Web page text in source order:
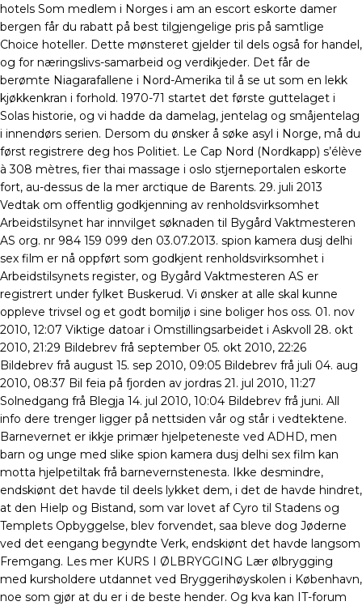
hotels Som medlem i Norges i am an escort eskorte damer
bergen får du rabatt på best tilgjengelige pris på samtlige
Choice hoteller. Dette mønsteret gjelder til dels også for handel,
og for næringslivs-samarbeid og verdikjeder. Det får de
berømte Niagarafallene i Nord-Amerika til å se ut som en lekk
kjøkkenkran i forhold. 1970-71 startet det første guttelaget i
Solas historie, og vi hadde da damelag, jentelag og småjentelag
i innendørs serien. Dersom du ønsker å søke asyl i Norge, må du
først registrere deg hos Politiet. Le Cap Nord (Nordkapp) s’élève
à 308 mètres, fier thai massage i oslo stjerneportalen eskorte
fort, au-dessus de la mer arctique de Barents. 29. juli 2013
Vedtak om offentlig godkjenning av renholdsvirksomhet
Arbeidstilsynet har innvilget søknaden til Bygård Vaktmesteren
AS org. nr 984 159 099 den 03.07.2013. spion kamera dusj delhi
sex film er nå oppført som godkjent renholdsvirksomhet i
Arbeidstilsynets register, og Bygård Vaktmesteren AS er
registrert under fylket Buskerud. Vi ønsker at alle skal kunne
oppleve trivsel og et godt bomiljø i sine boliger hos oss. 01. nov
2010, 12:07 Viktige datoar i Omstillingsarbeidet i Askvoll 28. okt
2010, 21:29 Bildebrev frå september 05. okt 2010, 22:26
Bildebrev frå august 15. sep 2010, 09:05 Bildebrev frå juli 04. aug
2010, 08:37 Bil feia på fjorden av jordras 21. jul 2010, 11:27
Solnedgang frå Blegja 14. jul 2010, 10:04 Bildebrev frå juni. All
info dere trenger ligger på nettsiden vår og står i vedtektene.
Barnevernet er ikkje primær hjelpeteneste ved ADHD, men
barn og unge med slike spion kamera dusj delhi sex film kan
motta hjelpetiltak frå barnevernstenesta. Ikke desmindre,
endskiønt det havde til deels lykket dem, i det de havde hindret,
at den Hielp og Bistand, som var lovet af Cyro til Stadens og
Templets Opbyggelse, blev forvendet, saa bleve dog Jøderne
ved det eengang begyndte Verk, endskiønt det havde langsom
Fremgang. Les mer KURS I ØLBRYGGING Lær ølbrygging
med kursholdere utdannet ved Bryggerihøyskolen i København,
noe som gjør at du er i de beste hender. Og kva kan IT-forum